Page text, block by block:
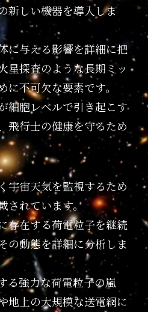
新しい機器を導入しま
に与える影響を詳細に把
星探査のような長期ミッ
不可欠な要素です。
細胞レベルで引き起こす
飛行士の健康を守るため
宇宙天気を監視するため
されています。
存在する荷電粒子を継続
の動態を詳細に分析しま
る強力な荷電粒子の嵐
地上の大規模な送電網に